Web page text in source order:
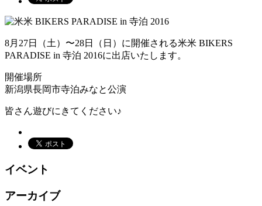
8月27日（土）〜28日（日）に開催される米米 BIKERS
PARADISE in 寺泊 2016に出店いたします。
開催場所
新潟県長岡市寺泊みなと公演
皆さん遊びにきてください♪
イベント
アーカイブ